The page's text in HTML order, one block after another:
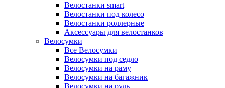
Велостанки smart
Велостанки под колесо
Велостанки роллерные
Аксессуары для велостанков
Велосумки
Все Велосумки
Велосумки под седло
Велосумки на раму
Велосумки на багажник
Велосумки на руль